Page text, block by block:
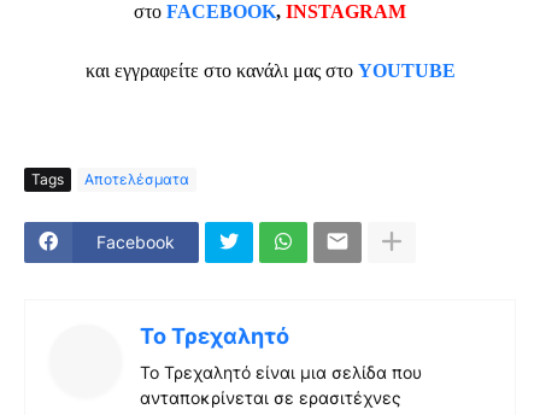
στο FACEBOOK, INSTAGRAM
και εγγραφείτε στο κανάλι μας στο YOUTUBE
Tags Αποτελέσματα
Facebook
Το Τρεχαλητό
Το Τρεχαλητό είναι μια σελίδα που
ανταποκρίνεται σε ερασιτέχνες